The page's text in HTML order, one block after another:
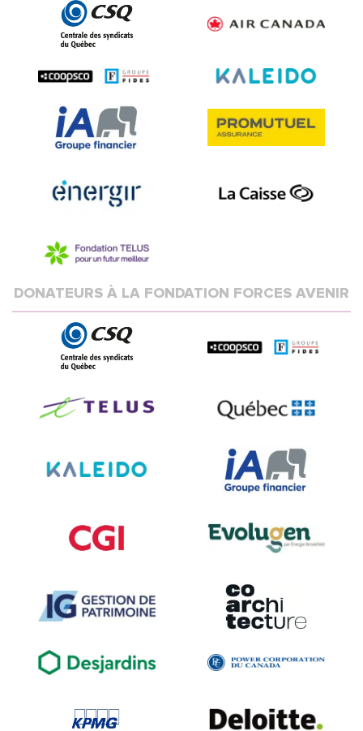
DONATEURS À LA FONDATION FORCES AVENIR